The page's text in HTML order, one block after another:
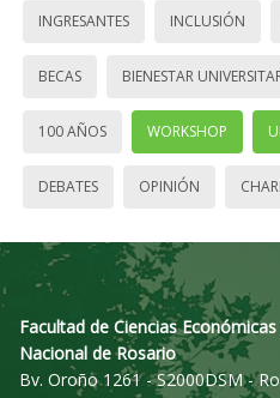
INGRESANTES INCLUSIÓN
BECAS BIENESTAR
100 AÑOS WORKSHOP
DEBATES OPINIÓN
Facultad de Ciencias
Nacional de Rosario
Bv. Oroño 1261 - S2000DSM -